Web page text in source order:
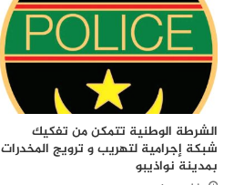
الشرطة الوطنية تتمكن من تفكيك
شبكة إجرامية لتهريب و ترويج المخدرات
بمدينة نواذيبو